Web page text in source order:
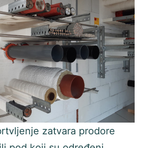
zatvara prodore